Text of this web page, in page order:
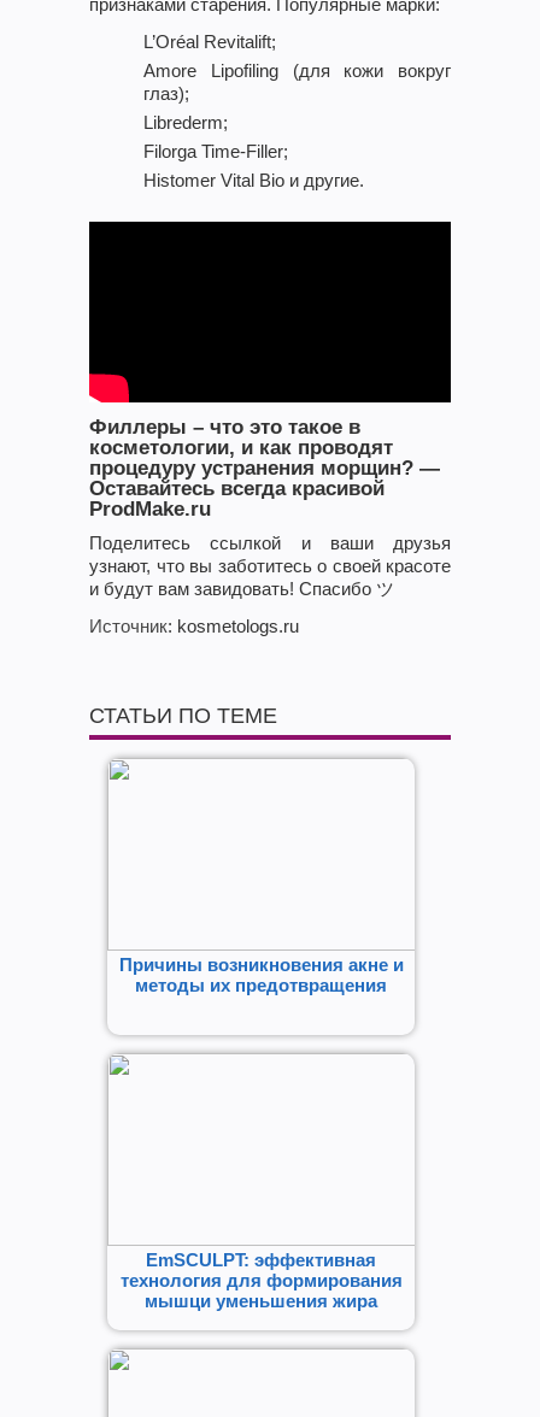
признаками старения. Популярные марки:
L’Oréal Revitalift;
Amore Lipofiling (для кожи вокруг
глаз);
Librederm;
Filorga Time-Filler;
Histomer Vital Bio и другие.
Филлеры – что это такое в
косметологии, и как проводят
процедуру устранения морщин? —
Оставайтесь всегда красивой
ProdMake.ru
Поделитесь ссылкой и ваши друзья
узнают, что вы заботитесь о своей красоте
и будут вам завидовать! Спасибо ツ
Источник: kosmetologs.ru
СТАТЬИ ПО ТЕМЕ
Причины возникновения акне и
методы их предотвращения
EmSCULPT: эффективная
технология для формирования
мышци уменьшения жира